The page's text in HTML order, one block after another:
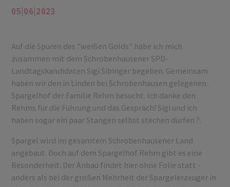
05|06|2023
Auf die Spuren des "weißen Golds" habe ich mich
zusammen mit dem Schrobenhausener SPD-
Landtagskandidaten Sigi Sibinger begeben. Gemeinsam
haben wir den in Linden bei Schrobenhausen gelegenen
Spargelhof der Familie Rehm besucht. Ich danke den
Rehms für die Führung und das Gespräch! Sigi und ich
haben sogar ein paar Stangen selbst stechen dürfen ?.
Spargel wird im gesamtem Schrobenhausener Land
angebaut. Doch auf dem Spargelhof Rehm gibt es eine
Besonderheit: Der Anbau findet hier ohne Folie statt -
anders als bei der großen Mehrheit der Spargelerzeuger in